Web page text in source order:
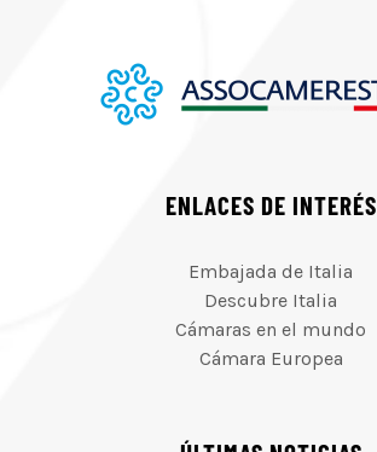
ENLACES DE INTERÉS
Embajada de Italia
Descubre Italia
Cámaras en el mundo
Cámara Europea